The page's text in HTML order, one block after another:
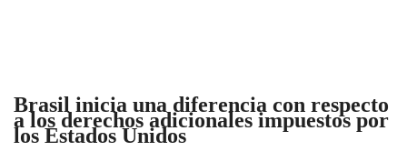
Brasil inicia una diferencia con respecto
a los derechos adicionales impuestos por
los Estados Unidos